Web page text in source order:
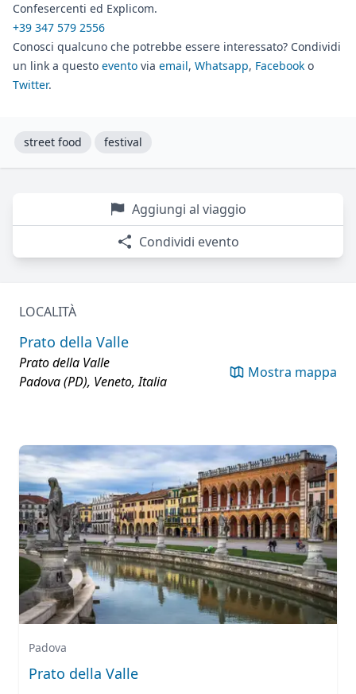
Confesercenti ed Explicom.
+39 347 579 2556
Conosci qualcuno che potrebbe essere interessato? Condividi
un link a questo evento via email, Whatsapp, Facebook o
Twitter.
street food festival
Aggiungi al viaggio
Condividi evento
LOCALITÀ
Prato della Valle
Prato della Valle
Padova (PD), Veneto, Italia
Mostra mappa
Padova
Prato della Valle